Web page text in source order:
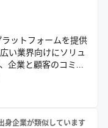
ットフォームを提供
い業界向けにソリュ
企業と顧客のコミュ
コスト削減を実現。
ている。
身企業が類似しています